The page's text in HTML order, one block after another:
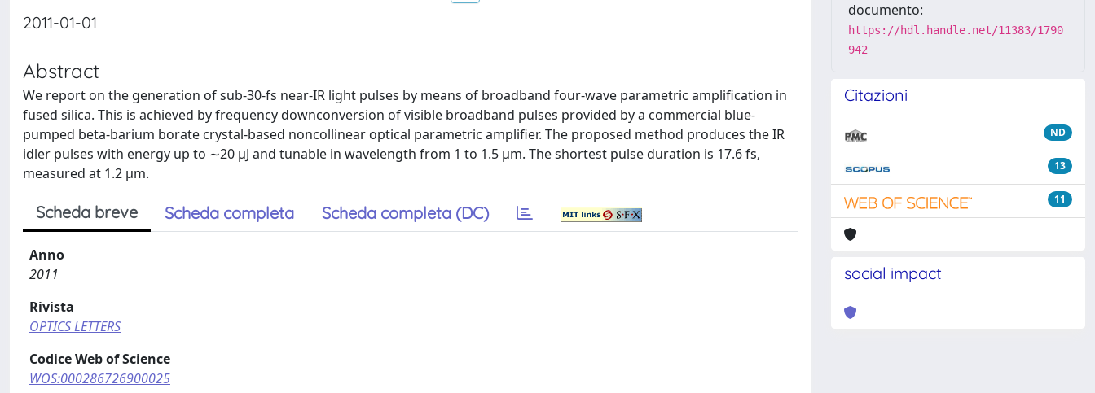
2011-01-01
Abstract
We report on the generation of sub-30-fs near-IR light pulses by means of broadband four-wave parametric amplification in
fused silica. This is achieved by frequency downconversion of visible broadband pulses provided by a commercial blue-
pumped beta-barium borate crystal-based noncollinear optical parametric amplifier. The proposed method produces the IR
idler pulses with energy up to ∼20 μJ and tunable in wavelength from 1 to 1.5 μm. The shortest pulse duration is 17.6 fs,
measured at 1.2 μm.
Scheda breve Scheda completa Scheda completa (DC)
Anno
2011
Rivista
OPTICS LETTERS
Codice Web of Science
WOS:000286726900025
documento:
https://hdl.handle.net/11383/1790
942
Citazioni
ND
13
11
social impact